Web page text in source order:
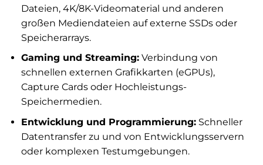
Dateien, 4K/8K-Videomaterial und anderen
großen Mediendateien auf externe SSDs oder
Speicherarrays.
Gaming und Streaming:Verbindung von
schnellen externen Grafikkarten (eGPUs),
Capture Cards oder Hochleistungs-
Speichermedien.
Entwicklung und Programmierung:Schneller
Datentransfer zu und von Entwicklungsservern
oder komplexen Testumgebungen.